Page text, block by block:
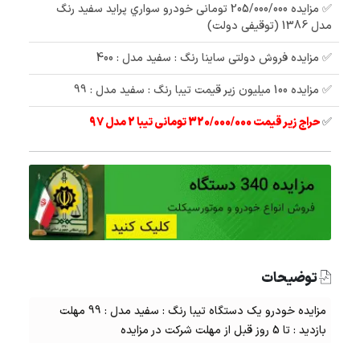
✅ مزایده 205/000/000 تومانی خودرو سواري پرايد سفيد رنگ
مدل 1386 (توقیفی دولت)
✅ مزایده فروش دولتی ساینا رنگ : سفید مدل : 400
✅ مزایده 100 میلیون زیر قیمت تیبا رنگ : سفید مدل : 99
✅حراج زیر قیمت 320/000/000 تومانی تیبا 2 مدل 97
توضیحات
مزایده خودرو یک دستگاه تیبا رنگ : سفید مدل : 99 مهلت
بازدید : تا 5 روز قبل از مهلت شرکت در مزایده